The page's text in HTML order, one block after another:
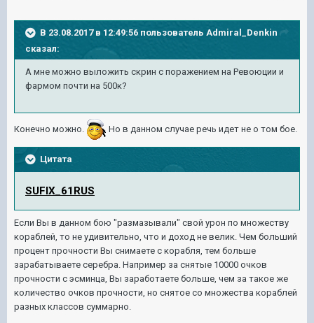
В 23.08.2017 в 12:49:56 пользователь Admiral_Denkin
сказал:
А мне можно выложить скрин с поражением на Ревоюции и
фармом почти на 500к?
Конечно можно. Но в данном случае речь идет не о том бое.
Цитата
SUFIX_61RUS
Если Вы в данном бою "размазывали" свой урон по множеству
кораблей, то не удивительно, что и доход не велик. Чем больший
процент прочности Вы снимаете с корабля, тем больше
зарабатываете серебра. Например за снятые 10000 очков
прочности с эсминца, Вы заработаете больше, чем за такое же
количество очков прочности, но снятое со множества кораблей
разных классов суммарно.